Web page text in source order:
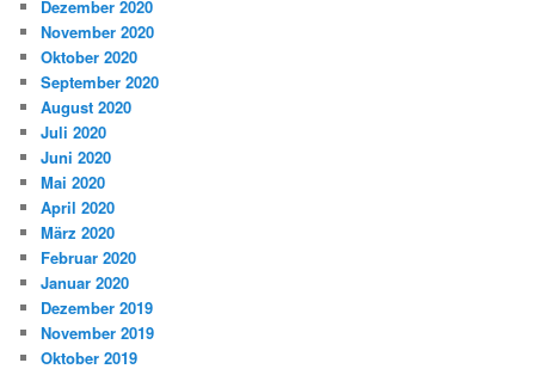
Dezember 2020
November 2020
Oktober 2020
September 2020
August 2020
Juli 2020
Juni 2020
Mai 2020
April 2020
März 2020
Februar 2020
Januar 2020
Dezember 2019
November 2019
Oktober 2019